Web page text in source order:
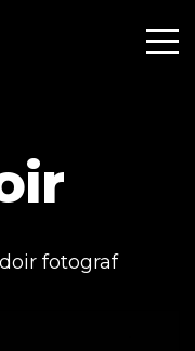
fotograf